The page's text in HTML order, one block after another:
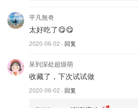
材料
平凡無奇
太好吃了😋😋
2020-06-02 · 回复
呆到深处超级萌
收藏了，下次试试做
2020-06-02 · 回复